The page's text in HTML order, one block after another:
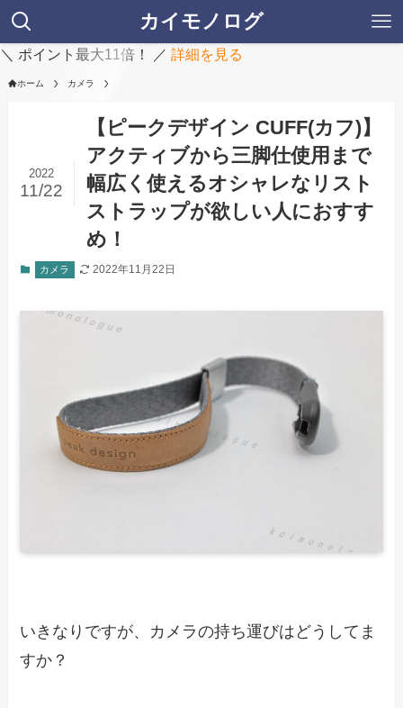
カイモノログ
＼ ポイント最大11倍！ ／ 詳細を見る
ホーム カメラ
【ピークデザイン CUFF(カフ)】
アクティブから三脚仕使用まで
幅広く使えるオシャレなリスト
ストラップが欲しい人におすす
め！
2022
11/22
カメラ 2022年11月22日
いきなりですが、カメラの持ち運びはどうしてま
すか？